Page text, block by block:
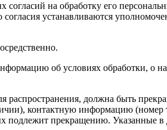
согласий на обработку его
устанавливаются
об условиях обработки, о
распространения, должна быть
контактную информацию (номер
подлежит прекращению. Указанные